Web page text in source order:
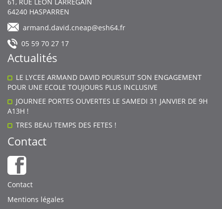
64240 HASPARREN
armand.david.cneap@esh64.fr
05 59 70 27 17
Actualités
LE LYCEE ARMAND DAVID POURSUIT SON ENGAGEMENT
POUR UNE ECOLE TOUJOURS PLUS INCLUSIVE
JOURNEE PORTES OUVERTES LE SAMEDI 31 JANVIER DE 9H
A13H !
TRES BEAU TEMPS DES FETES !
Contact
Body
Contact
Mentions légales